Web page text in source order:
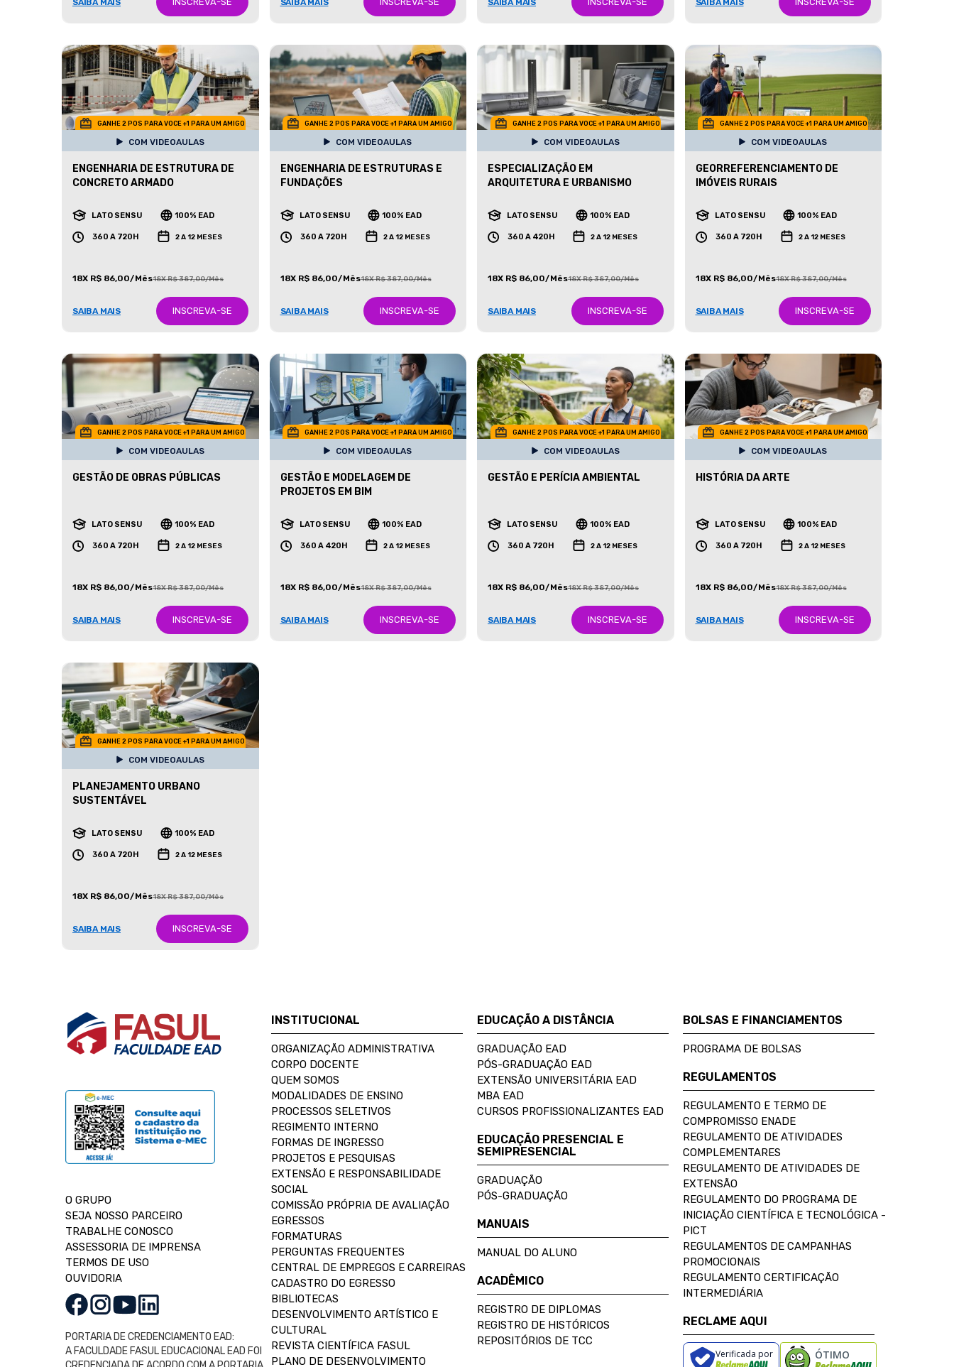
SAIBA MAIS SAIBA MAIS SAIBA MAIS SAIBA MAIS
GANHE 2 POS PARA VOCE +1 PARA UM AMIGO
COM VIDEOAULAS
ENGENHARIA DE ESTRUTURA DE
CONCRETO ARMADO
LATO SENSU 100% EAD
360 A 720H 2 A 12 MESES
18X R$ 86,00/Mês18X R$ 387,00/Mês
SAIBA MAIS INSCREVA-SE
GANHE 2 POS PARA VOCE +1 PARA UM AMIGO
COM VIDEOAULAS
ENGENHARIA DE ESTRUTURAS E
FUNDAÇÕES
LATO SENSU 100% EAD
360 A 720H 2 A 12 MESES
18X R$ 86,00/Mês18X R$ 387,00/Mês
SAIBA MAIS INSCREVA-SE
GANHE 2 POS PARA VOCE +1 PARA UM AMIGO
COM VIDEOAULAS
ESPECIALIZAÇÃO EM
ARQUITETURA E URBANISMO
LATO SENSU 100% EAD
360 A 420H 2 A 12 MESES
18X R$ 86,00/Mês18X R$ 387,00/Mês
SAIBA MAIS INSCREVA-SE
GANHE 2 POS PARA VOCE +1 PARA UM AMIGO
COM VIDEOAULAS
GEORREFERENCIAMENTO DE
IMÓVEIS RURAIS
LATO SENSU 100% EAD
360 A 720H 2 A 12 MESES
18X R$ 86,00/Mês18X R$ 387,00/Mês
SAIBA MAIS INSCREVA-SE
GANHE 2 POS PARA VOCE +1 PARA UM AMIGO
COM VIDEOAULAS
GESTÃO DE OBRAS PÚBLICAS
LATO SENSU 100% EAD
360 A 720H 2 A 12 MESES
18X R$ 86,00/Mês18X R$ 387,00/Mês
SAIBA MAIS INSCREVA-SE
GANHE 2 POS PARA VOCE +1 PARA UM AMIGO
COM VIDEOAULAS
GESTÃO E MODELAGEM DE
PROJETOS EM BIM
LATO SENSU 100% EAD
360 A 420H 2 A 12 MESES
18X R$ 86,00/Mês18X R$ 387,00/Mês
SAIBA MAIS INSCREVA-SE
GANHE 2 POS PARA VOCE +1 PARA UM AMIGO
COM VIDEOAULAS
GESTÃO E PERÍCIA AMBIENTAL
LATO SENSU 100% EAD
360 A 720H 2 A 12 MESES
18X R$ 86,00/Mês18X R$ 387,00/Mês
SAIBA MAIS INSCREVA-SE
GANHE 2 POS PARA VOCE +1 PARA UM AMIGO
COM VIDEOAULAS
HISTÓRIA DA ARTE
LATO SENSU 100% EAD
360 A 720H 2 A 12 MESES
18X R$ 86,00/Mês18X R$ 387,00/Mês
SAIBA MAIS INSCREVA-SE
GANHE 2 POS PARA VOCE +1 PARA UM AMIGO
COM VIDEOAULAS
PLANEJAMENTO URBANO
SUSTENTÁVEL
LATO SENSU 100% EAD
360 A 720H 2 A 12 MESES
18X R$ 86,00/Mês18X R$ 387,00/Mês
SAIBA MAIS INSCREVA-SE
O GRUPO
SEJA NOSSO PARCEIRO
TRABALHE CONOSCO
ASSESSORIA DE IMPRENSA
TERMOS DE USO
OUVIDORIA
PORTARIA DE CREDENCIAMENTO EAD:
A FACULDADE FASUL EDUCACIONAL EAD FOI
INSTITUCIONAL
ORGANIZAÇÃO ADMINISTRATIVA
CORPO DOCENTE
QUEM SOMOS
MODALIDADES DE ENSINO
PROCESSOS SELETIVOS
REGIMENTO INTERNO
FORMAS DE INGRESSO
PROJETOS E PESQUISAS
EXTENSÃO E RESPONSABILIDADE
SOCIAL
COMISSÃO PRÓPRIA DE AVALIAÇÃO
EGRESSOS
FORMATURAS
PERGUNTAS FREQUENTES
CENTRAL DE EMPREGOS E CARREIRAS
CADASTRO DO EGRESSO
BIBLIOTECAS
DESENVOLVIMENTO ARTÍSTICO E
CULTURAL
REVISTA CIENTÍFICA FASUL
PLANO DE DESENVOLVIMENTO
EDUCAÇÃO A DISTÂNCIA
GRADUAÇÃO EAD
PÓS-GRADUAÇÃO EAD
EXTENSÃO UNIVERSITÁRIA EAD
MBA EAD
CURSOS PROFISSIONALIZANTES EAD
EDUCAÇÃO PRESENCIAL E
SEMIPRESENCIAL
GRADUAÇÃO
PÓS-GRADUAÇÃO
MANUAIS
MANUAL DO ALUNO
ACADÊMICO
REGISTRO DE DIPLOMAS
REGISTRO DE HISTÓRICOS
REPOSITÓRIOS DE TCC
BOLSAS E FINANCIAMENTOS
PROGRAMA DE BOLSAS
REGULAMENTOS
REGULAMENTO E TERMO DE
COMPROMISSO ENADE
REGULAMENTO DE ATIVIDADES
COMPLEMENTARES
REGULAMENTO DE ATIVIDADES DE
EXTENSÃO
REGULAMENTO DO PROGRAMA DE
INICIAÇÃO CIENTÍFICA E TECNOLÓGICA -
PICT
REGULAMENTOS DE CAMPANHAS
PROMOCIONAIS
REGULAMENTO CERTIFICAÇÃO
INTERMEDIÁRIA
RECLAME AQUI
Verificada por ÓTIMO